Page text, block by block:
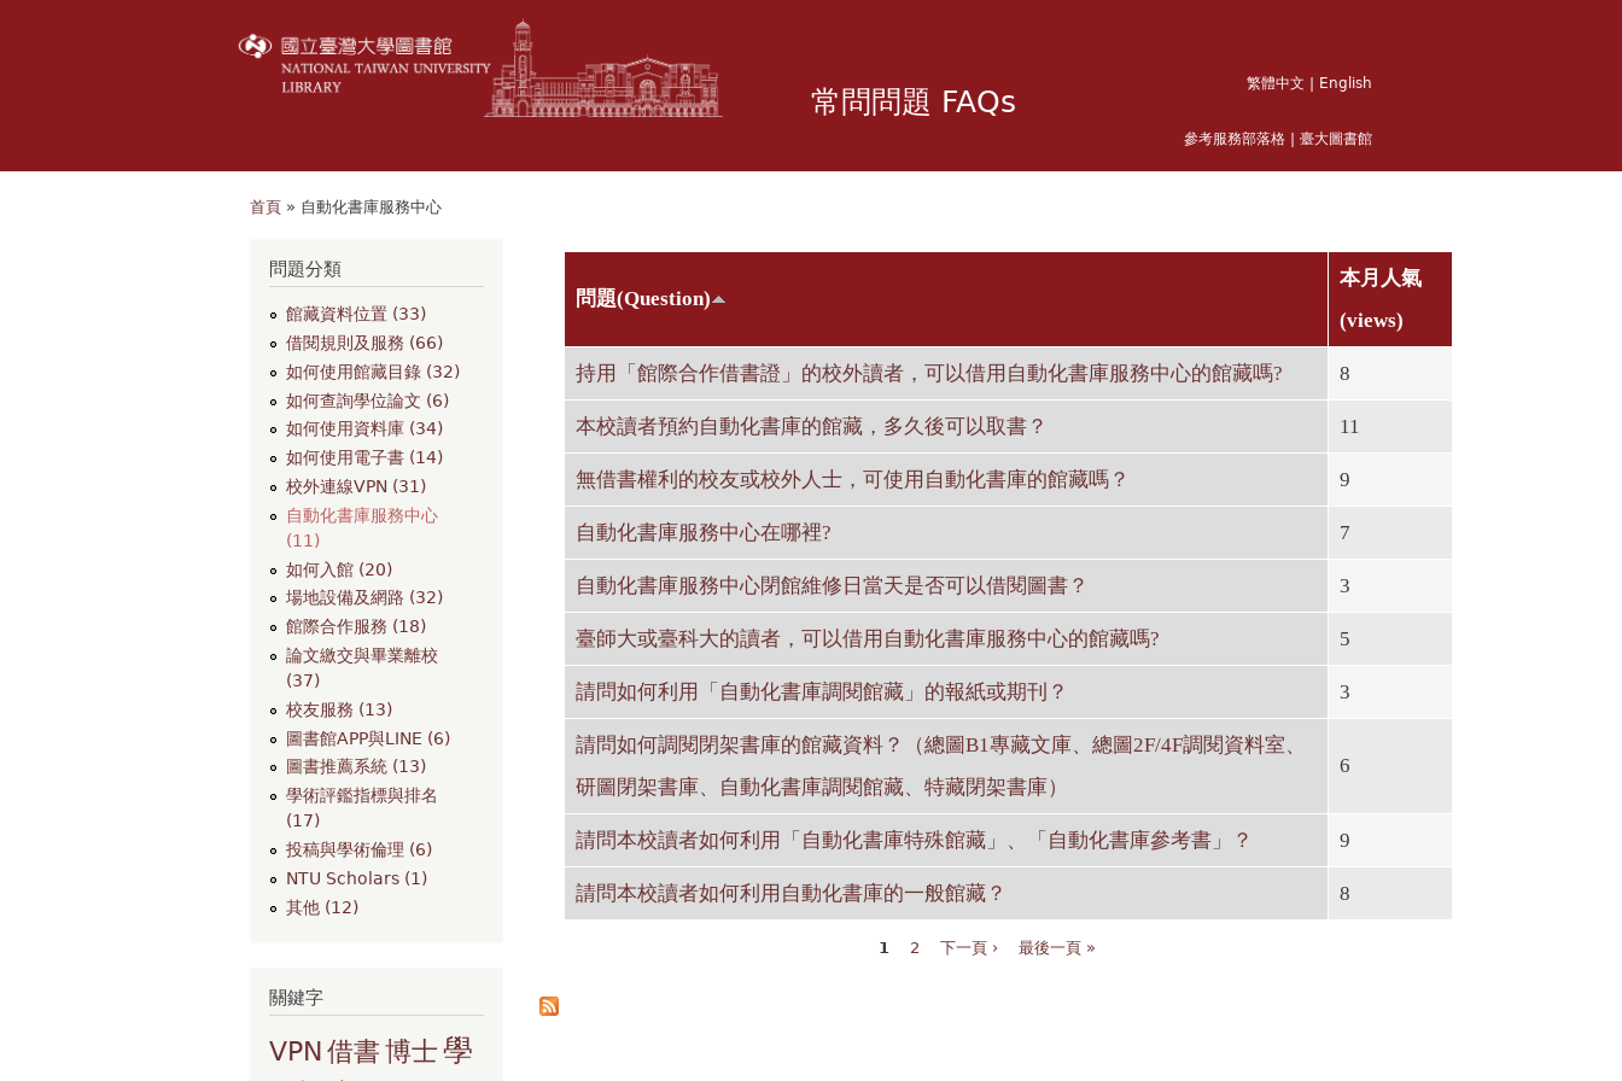
常問問題 FAQs 繁體中文 English
參考服務部落格 臺大圖書館
首頁 » 自動化書庫服務中心
問題分類
館藏資料位置 (33)
借閱規則及服務 (66)
如何使用館藏目錄 (32)
如何查詢學位論文 (6)
如何使用資料庫 (34)
如何使用電子書 (14)
校外連線VPN (31)
自動化書庫服務中心
(11)
如何入館 (20)
場地設備及網路 (32)
館際合作服務 (18)
論文繳交與畢業離校
(37)
校友服務 (13)
圖書館APP與LINE (6)
圖書推薦系統 (13)
學術評鑑指標與排名
(17)
投稿與學術倫理 (6)
NTU Scholars (1)
其他 (12)
關鍵字
VPN借書博士學
問題(Question)
本月人氣
(views)
持用「館際合作借書證」的校外讀者，可以借用自動化書庫服務中心的館藏嗎? 8
本校讀者預約自動化書庫的館藏，多久後可以取書？ 11
無借書權利的校友或校外人士，可使用自動化書庫的館藏嗎？ 9
自動化書庫服務中心在哪裡? 7
自動化書庫服務中心閉館維修日當天是否可以借閱圖書？ 3
臺師大或臺科大的讀者，可以借用自動化書庫服務中心的館藏嗎? 5
請問如何利用「自動化書庫調閱館藏」的報紙或期刊？ 3
請問如何調閱閉架書庫的館藏資料？（總圖B1專藏文庫、總圖2F/4F調閱資料室、
研圖閉架書庫、自動化書庫調閱館藏、特藏閉架書庫）
6
請問本校讀者如何利用「自動化書庫特殊館藏」、「自動化書庫參考書」？ 9
請問本校讀者如何利用自動化書庫的一般館藏？ 8
1 2 下一頁 › 最後一頁 »